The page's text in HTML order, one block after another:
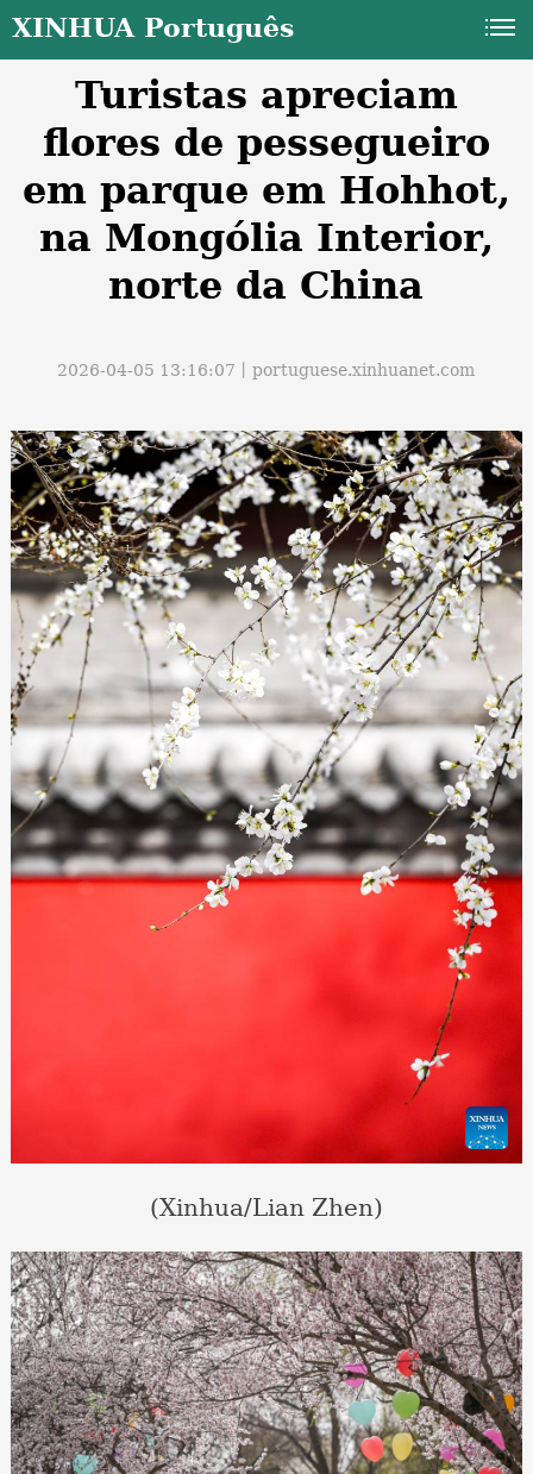
XINHUA Português
Turistas apreciam
flores de pessegueiro
em parque em Hohhot,
na Mongólia Interior,
norte da China
2026-04-05 13:16:07丨portuguese.xinhuanet.com
(Xinhua/Lian Zhen)